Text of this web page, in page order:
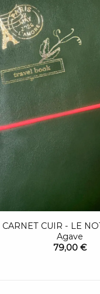
CARNET CUIR - LE
Agave
79,00 €